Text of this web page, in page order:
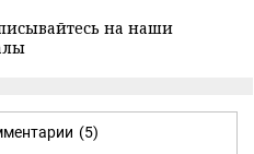
на наши
(5)